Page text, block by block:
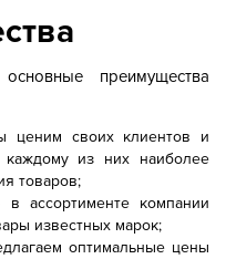
преимущества
своих клиентов и
каждому из них наиболее
товаров;
ассортименте компании
известных марок;
оптимальные цены